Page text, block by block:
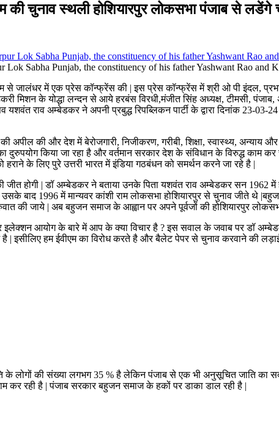
की चुनाव स्थली होशियारपुर लोकसभा पंजाब से
Sabha Punjab, the constituency of his father Yashwant Rao and
से जालंधर में एक प्रेस कॉन्फ्रेंस की | इस प्रेस कॉन्फ्रेंस में श्री ओ पी इंदल,
मिशन के योद्धा लन्दन से आये हरबंस विरधी,मंजीत सिंह अध्यक्ष, टीमसी,
राव अम्बेडकर ने अपनी प्रबुद्ध रिपब्लिकन पार्टी के द्वारा दिनांक 23-
की और देश में बेरोजगारी, निजीकरण, गरीबी, शिक्षा, स्वास्थ्य, अन्याय और
किया जा रहा है और वर्तमान सरकार देश के संविधान के विरुद्ध काम
के लिए पुरे उत्तरी भारत में इंडिया गठबंधन को समर्थन करने जा रहे है |
जीत होगी | डॉ अम्बेडकर ने बताया उनके पिता यशवंत राव अम्बेडकर सन
बाद 1996 में मान्यवर कांशी राम लोकसभा होशियारपुर से चुनाव जीते थे
जाये | अब बहुजन समाज के आह्वान पर अपने पूर्वजों की होशियारपुर
आयोग के बारे में आप के क्या विचार है ? इस सवाल के जवाब पर डॉ
हम ईवीएम का विरोध करते है और बैलेट पेपर से चुनाव करवाने की लड़ाई
लोगों की संख्या लगभग 35 % है लेकिन पंजाब से एक भी अनुसूचित जाति का
कर रही है | पंजाब सरकार बहुजन समाज के हकों पर डाका डाल रही है |